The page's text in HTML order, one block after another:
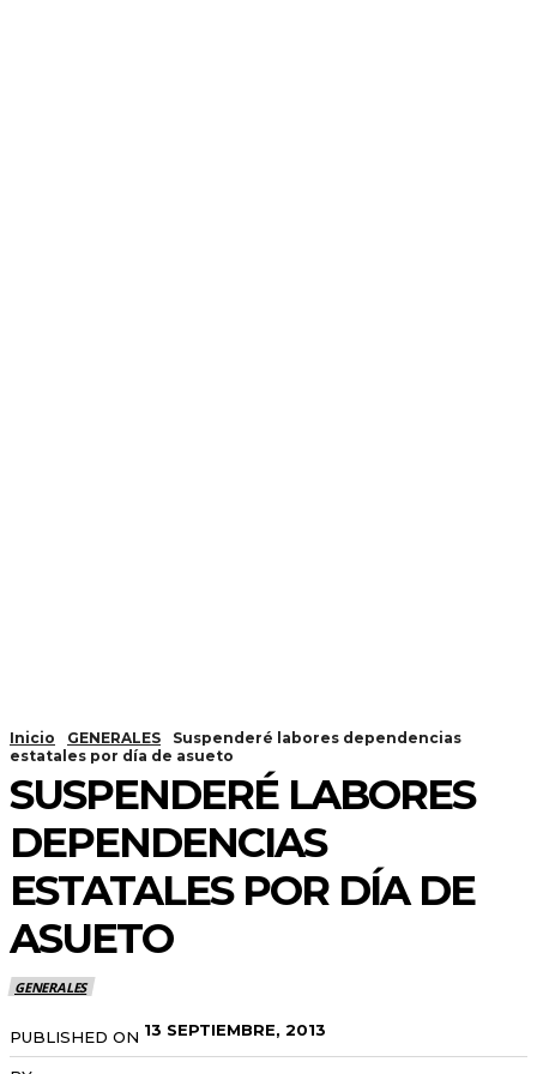
Inicio GENERALES
Suspenderé labores dependencias
estatales por día de asueto
SUSPENDERÉ LABORES
DEPENDENCIAS
ESTATALES POR DÍA DE
ASUETO
GENERALES
PUBLISHED ON 13 SEPTIEMBRE, 2013